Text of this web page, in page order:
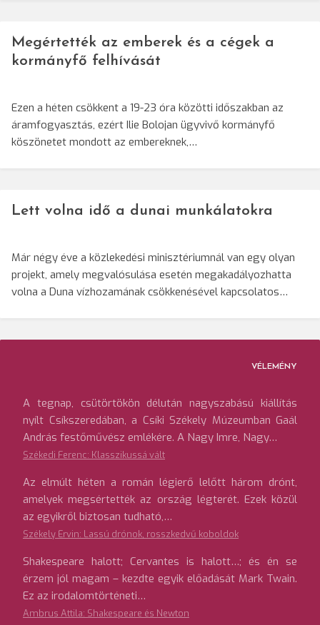
Megértették az emberek és a cégek a
kormányfő felhívását
Ezen a héten csökkent a 19-23 óra közötti időszakban az
áramfogyasztás, ezért Ilie Bolojan ügyvivő kormányfő
köszönetet mondott az embereknek,…
Lett volna idő a dunai munkálatokra
Már négy éve a közlekedési minisztériumnál van egy olyan
projekt, amely megvalósulása esetén megakadályozhatta
volna a Duna vízhozamának csökkenésével kapcsolatos…
VÉLEMÉNY
A tegnap, csütörtökön délután nagyszabású kiállítás
nyílt Csíkszeredában, a Csíki Székely Múzeumban Gaál
András festőművész emlékére. A Nagy Imre, Nagy…
Székedi Ferenc: Klasszikussá vált
Az elmúlt héten a román légierő lelőtt három drónt,
amelyek megsértették az ország légterét. Ezek közül
az egyikről biztosan tudható,…
Székely Ervin: Lassú drónok, rosszkedvű koboldok
Shakespeare halott; Cervantes is halott…; és én se
érzem jól magam – kezdte egyik előadását Mark Twain.
Ez az irodalomtörténeti…
Ambrus Attila: Shakespeare és Newton